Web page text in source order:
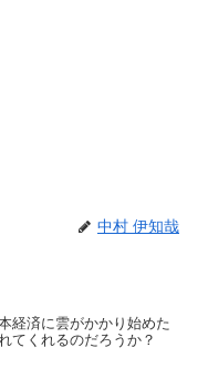
中村 伊知哉
経済に雲がかかり始めた
てくれるのだろうか？